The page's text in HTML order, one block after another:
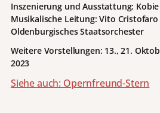
Inszenierung und Ausstattung:
Musikalische Leitung: Vito Cristofaro
Oldenburgisches Staatsorchester
Weitere Vorstellungen: 13., 21.
2023
Siehe auch: Opernfreund-Stern